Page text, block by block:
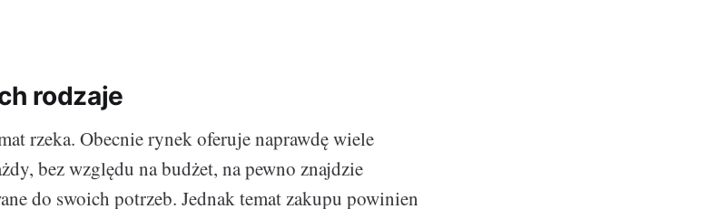
rodzaje
rzeka. Obecnie rynek oferuje naprawdę wiele
bez względu na budżet, na pewno znajdzie
do swoich potrzeb. Jednak temat zakupu powinien